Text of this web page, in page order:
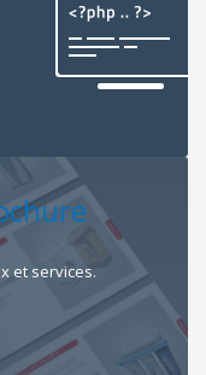
et services.